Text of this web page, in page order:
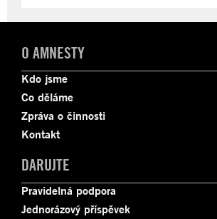
O AMNESTY
Kdo jsme
Co děláme
Zpráva o činnosti
Kontakt
DARUJTE
Pravidelná podpora
Jednorázový příspěvek